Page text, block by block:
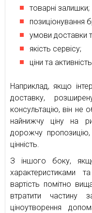
товарні залишки;
позиціонування
умови доставки
якість сервісу;
ціни та
Наприклад, якщо
доставку,
консультацію, він не
найнижчу ціну на
дорожчу
цінність.
З іншого боку,
характеристиками
вартість помітно
втратити частину
ціноутворення